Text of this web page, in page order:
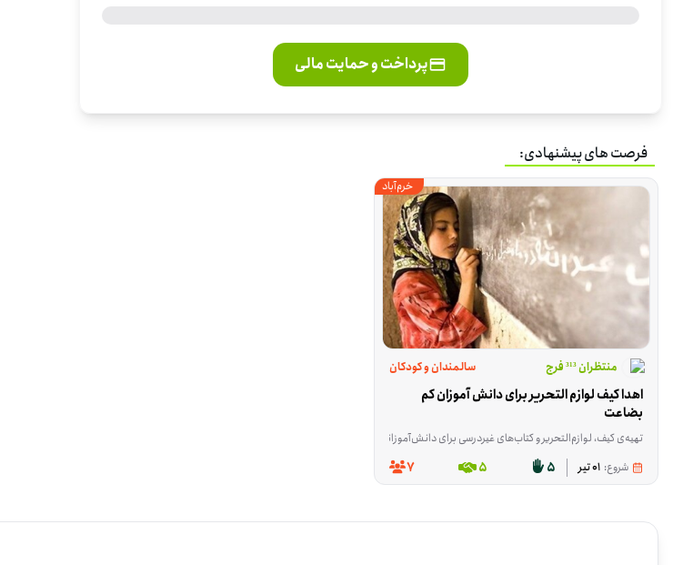
پرداخت و حمایت مالی
فرصت های پیشنهادی:
خرم‌آباد
منتظران ³¹³ فرج سالمندان و کودکان
بضاعت
تهیه‌ی کیف، لوازم‌التحریر و کتاب‌های غیردرسی برای دانش‌آموزانی که در شروع سال تحصیلی یا در مسیر درس‌خواندن با کمبود روبه‌رو هستند، موضوع اصلی این فرصت است. این اهدای لوازم التحریر و وسایلی که بتواند بخشی از نیاز دانش‌آموزان کم‌بضاعت و ایتام را پوشش دهد و دسترسی به کتاب‌خوانی را هم بیشتر کند. این فعالیت در خرم‌آبادِ
شروع: 01 تیر 5
5
7